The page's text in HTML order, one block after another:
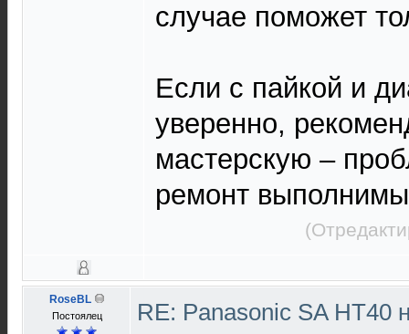
случае поможет
Если с пайкой и
уверенно,
мастерскую –
ремонт
RoseBL
Постоялец
RE: Panasonic SA HT40